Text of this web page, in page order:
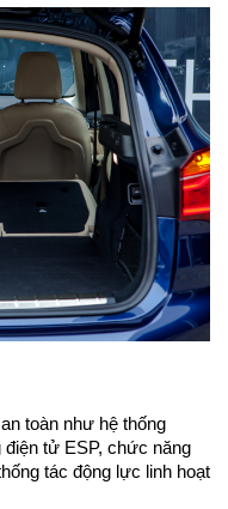
toàn như hệ thống
tử ESP, chức năng
tác động lực linh hoạt